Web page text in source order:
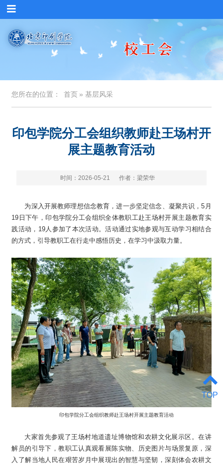
您所在的位置： 首页 » 基层风采
印包学院分工会组织教师赴王场村开
展主题教育活动
时间：2026-05-21 作者：梁荣华
为深入开展教师理想信念教育，进一步坚定信念、凝聚共识，5月
19日下午，印包学院分工会组织全体教职工赴王场村开展主题教育实
践活动，19人参加了本次活动。活动通过实地参观与互动学习相结合
的方式，引导教职工在行走中感悟历史，在学习中汲取力量。
印包学院分工会组织教师赴王场村开展主题教育活动
大家首先参观了王场村地道遗址博物馆和农耕文化展示区。在讲
解员的引导下，教职工认真观看展陈实物、历史图片与场景复原，深
入了解当地人民在艰苦岁月中展现出的智慧与坚韧，深刻体会农耕文
TOP